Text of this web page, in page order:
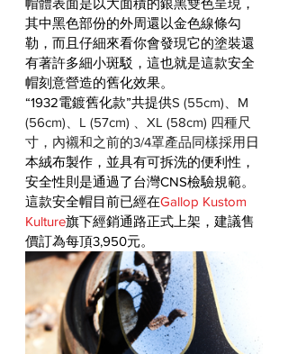
帽體表面是以大面積的銀黑雙色呈現，
其中黑色部份的外周還以金色線條勾
勒，而且仔細來看你會發現它的塗裝還
有著許多細小斑駁，這也就是這款安全
帽刻意營造的舊化效果。
“1932電鍍舊化款”共提供S (55cm)、M
(56cm)、L (57cm) 、XL (58cm) 四種尺
寸，內襯和之前的3/4罩產品同樣採用日
本絨布製作，並具有可拆洗的便利性，
安全性則是通過了台灣CNS檢驗規範。
這款安全帽目前已經在Gallop Kustom
Kulture旗下經銷通路正式上架， 建議售
價訂為每頂3,950元。